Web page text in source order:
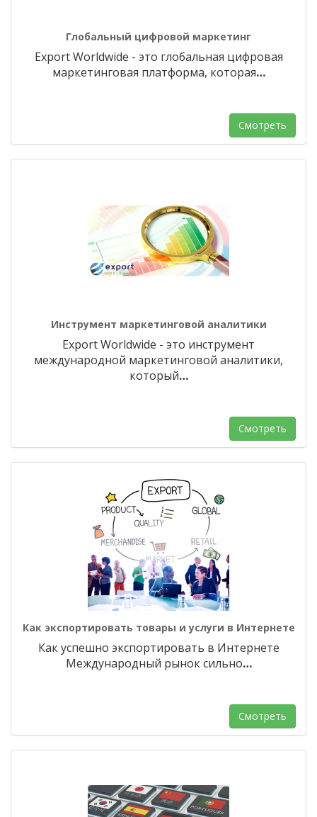
Глобальный цифровой маркетинг
Export Worldwide - это глобальная цифровая
маркетинговая платформа, которая…
Смотреть
Инструмент маркетинговой аналитики
Export Worldwide - это инструмент
международной маркетинговой аналитики,
который…
Смотреть
Как экспортировать товары и услуги в Интернете
Как успешно экспортировать в Интернете
Международный рынок сильно…
Смотреть